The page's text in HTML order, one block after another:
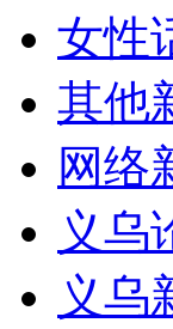
女性
其他
网络
义乌
义乌